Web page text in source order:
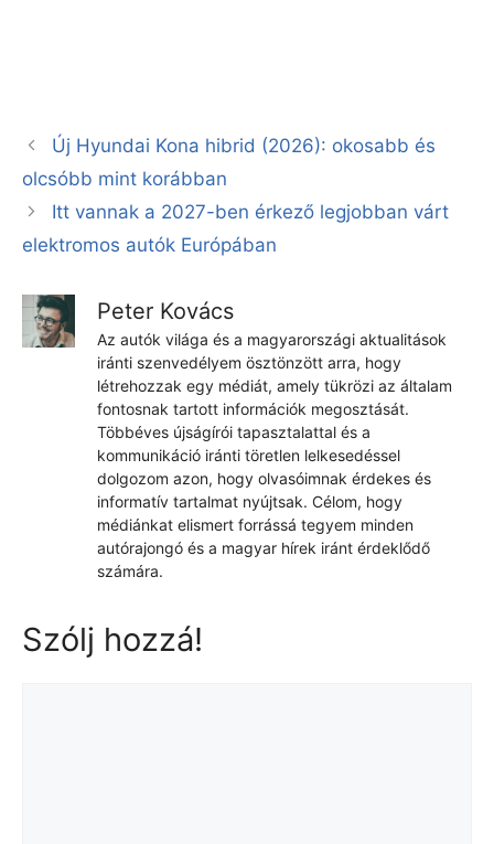
Új Hyundai Kona hibrid (2026): okosabb és
olcsóbb mint korábban
Itt vannak a 2027-ben érkező legjobban várt
elektromos autók Európában
Peter Kovács
Az autók világa és a magyarországi aktualitások
iránti szenvedélyem ösztönzött arra, hogy
létrehozzak egy médiát, amely tükrözi az általam
fontosnak tartott információk megosztását.
Többéves újságírói tapasztalattal és a
kommunikáció iránti töretlen lelkesedéssel
dolgozom azon, hogy olvasóimnak érdekes és
informatív tartalmat nyújtsak. Célom, hogy
médiánkat elismert forrássá tegyem minden
autórajongó és a magyar hírek iránt érdeklődő
számára.
Szólj hozzá!